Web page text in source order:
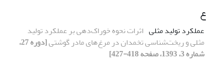
ع
عملکرد تولید مثلی اثرات نحوه خوراک‌دهی بر عملکرد تولید
مثلی و ریخت‌شناسی تخمدان در مرغ‌های مادر گوشتی
[دوره 27،
شماره 3، 1393، صفحه 418-427]